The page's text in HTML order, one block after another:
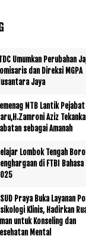
Umumkan Perubahan
dan Direksi MGPA
Jaya
NTB Lantik Pejabat
Aziz
sebagai Amanah
Lombok Tengah
di FTBI Bahasa
Praya Buka Layanan
Klinis, Hadirkan
untuk Konseling dan
Mental